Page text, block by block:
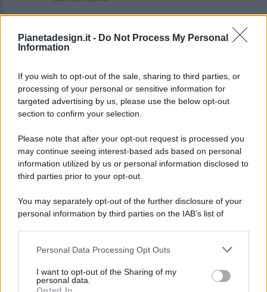
Pianetadesign.it - Do Not Process My Personal
Information
If you wish to opt-out of the sale, sharing to third parties, or
processing of your personal or sensitive information for
targeted advertising by us, please use the below opt-out
section to confirm your selection.
Please note that after your opt-out request is processed you
may continue seeing interest-based ads based on personal
information utilized by us or personal information disclosed to
third parties prior to your opt-out.
You may separately opt-out of the further disclosure of your
personal information by third parties on the IAB’s list of
This information may also be disclosed by us to third parties
disclose it to other third parties.
Personal Data Processing Opt Outs
I want to opt-out of the Sharing of my
personal data.
© 2026 - Pianeta Design - P.IVA 04827280654 - Testata
Registrata Al Tribunale Di Nocera Inferiore N. 8/2020 - RG N.
ISCRIZIONE AL ROC N. 35792 – ISCRITTA ALL’ANSO
(ASSOCIAZIONE NAZIONALE STAMPA ONLINE)
PREFERENZE PRIVACY